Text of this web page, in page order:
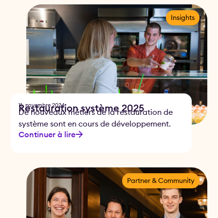
Insights
11. novembre 2024
Restauration système 2025
De nouveaux métiers de la restauration de
système sont en cours de développement.
Continuer à lire
Partner & Community